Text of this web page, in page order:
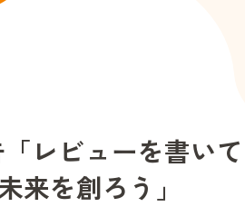
「レビューを書いて
来を創ろう」